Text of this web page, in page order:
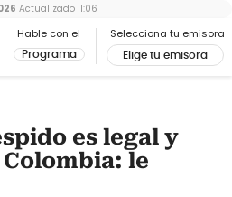
Hable con el
Programa
Selecciona tu emisora
Elige tu emisora
Actualizado 11:06
es legal y
le